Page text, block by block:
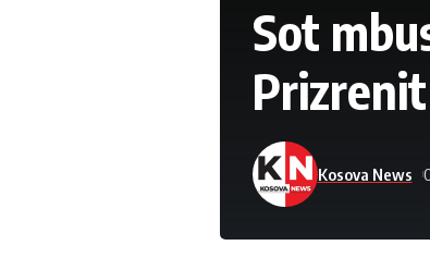
Sot
Prizrenit
Kosova News